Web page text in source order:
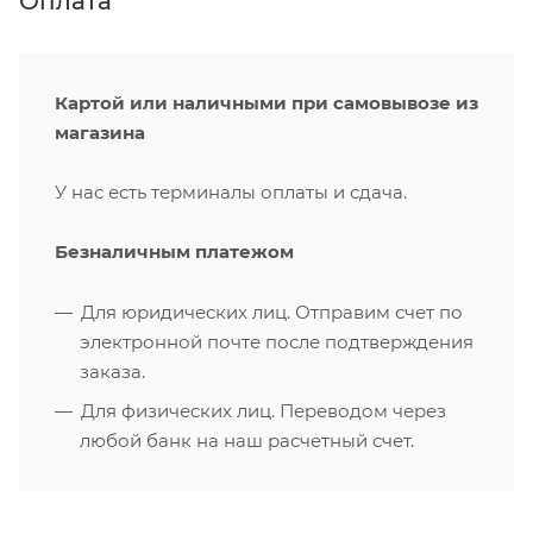
Картой или наличными при самовывозе из
магазина
У нас есть терминалы оплаты и сдача.
Безналичным платежом
Для юридических лиц. Отправим счет по
электронной почте после подтверждения
заказа.
Для физических лиц. Переводом через
любой банк на наш расчетный счет.